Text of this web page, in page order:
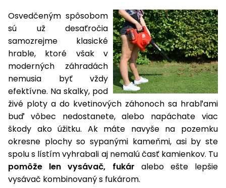
Fúriky
Rozmetadlá
a posypové
vozíky
Čerpadlá
a
vodárne
Vysokotlakové
umývačky
Zametacie
stroje
Nabíjačky
autobatérií
Vykurovanie
Príslušenstvo
Bagre
Osvedčeným spôsobom
sú už desaťročia
samozrejme klasické
hrable, ktoré však v
moderných záhradách
nemusia byť vždy
efektívne. Na skalky, pod
živé ploty a do kvetinových záhonoch sa hrabľami
buď vôbec nedostanete, alebo napáchate viac
škody ako úžitku. Ak máte navyše na pozemku
okresne plochy so sypanými kameňmi, asi by ste
spolu s lístím vyhrabali aj nemalú časť kamienkov. Tu
pomôže len vysávač, fukár alebo ešte lepšie
vysávač kombinovaný s fukárom.